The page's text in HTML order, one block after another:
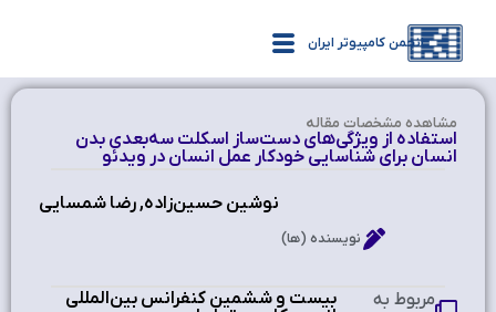
انجمن کامپیوتر ایران
مشاهده‌ مشخصات مقاله
استفاده از ویژگی‌های دست‌ساز اسکلت سه‌بعدی بدن
انسان برای شناسایی خودکار عمل انسان در ویدئو
نوشین حسین‌زاده, رضا شمسایی
نویسنده (ها)
بیست و ششمین کنفرانس بین‌المللی
مربوط به